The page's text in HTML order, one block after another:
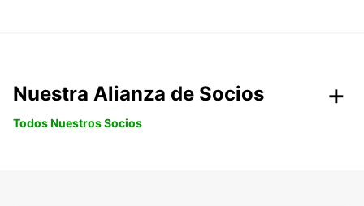
Nuestra Alianza de Socios
Todos Nuestros Socios